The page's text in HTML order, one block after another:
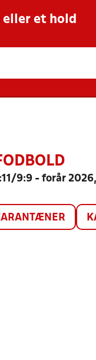
eller et hold
9:9 - forår